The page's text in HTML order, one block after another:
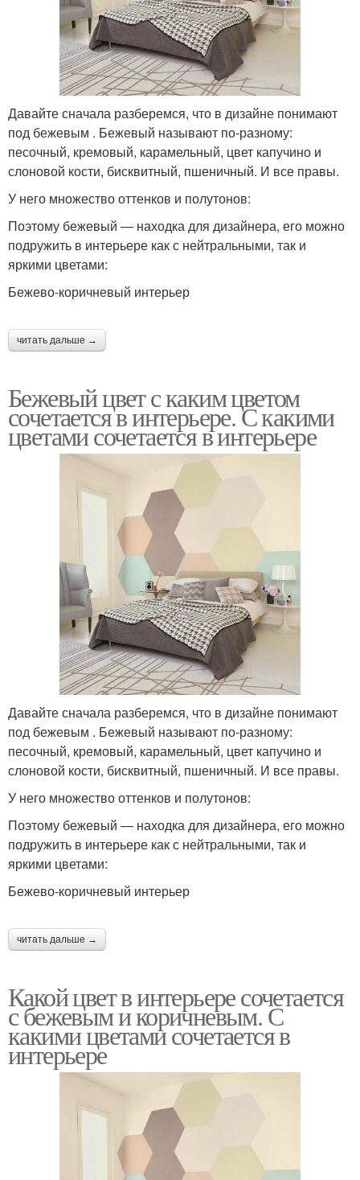
Давайте сначала разберемся, что в дизайне понимают
под бежевым . Бежевый называют по-разному:
песочный, кремовый, карамельный, цвет капучино и
слоновой кости, бисквитный, пшеничный. И все правы.
У него множество оттенков и полутонов:
Поэтому бежевый — находка для дизайнера, его можно
подружить в интерьере как с нейтральными, так и
яркими цветами:
Бежево-коричневый интерьер
читать дальше →
Бежевый цвет с каким цветом
сочетается в интерьере. С какими
цветами сочетается в интерьере
Давайте сначала разберемся, что в дизайне понимают
под бежевым . Бежевый называют по-разному:
песочный, кремовый, карамельный, цвет капучино и
слоновой кости, бисквитный, пшеничный. И все правы.
У него множество оттенков и полутонов:
Поэтому бежевый — находка для дизайнера, его можно
подружить в интерьере как с нейтральными, так и
яркими цветами:
Бежево-коричневый интерьер
читать дальше →
Какой цвет в интерьере сочетается
с бежевым и коричневым. С
какими цветами сочетается в
интерьере